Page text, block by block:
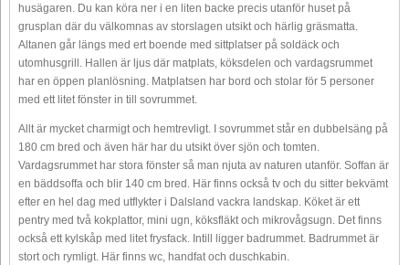
husägaren. Du kan köra ner i en liten backe precis utanför huset på
grusplan där du välkomnas av storslagen utsikt och härlig gräsmatta.
Altanen går längs med ert boende med sittplatser på soldäck och
utomhusgrill. Hallen är ljus där matplats, köksdelen och vardagsrummet
har en öppen planlösning. Matplatsen har bord och stolar för 5 personer
med ett litet fönster in till sovrummet.
Allt är mycket charmigt och hemtrevligt. I sovrummet står en dubbelsäng på
180 cm bred och även här har du utsikt över sjön och tomten.
Vardagsrummet har stora fönster så man njuta av naturen utanför. Soffan är
en bäddsoffa och blir 140 cm bred. Här finns också tv och du sitter bekvämt
efter en hel dag med utflykter i Dalsland vackra landskap. Köket är ett
pentry med två kokplattor, mini ugn, köksfläkt och mikrovågsugn. Det finns
också ett kylskåp med litet frysfack. Intill ligger badrummet. Badrummet är
stort och rymligt. Här finns wc, handfat och duschkabin.